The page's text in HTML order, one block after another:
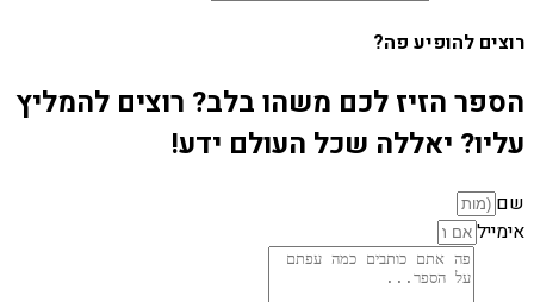
רוצים להופיע פה?
הספר הזיז לכם משהו בלב? רוצים להמליץ
עליו? יאללה שכל העולם ידע!
שם
אימייל